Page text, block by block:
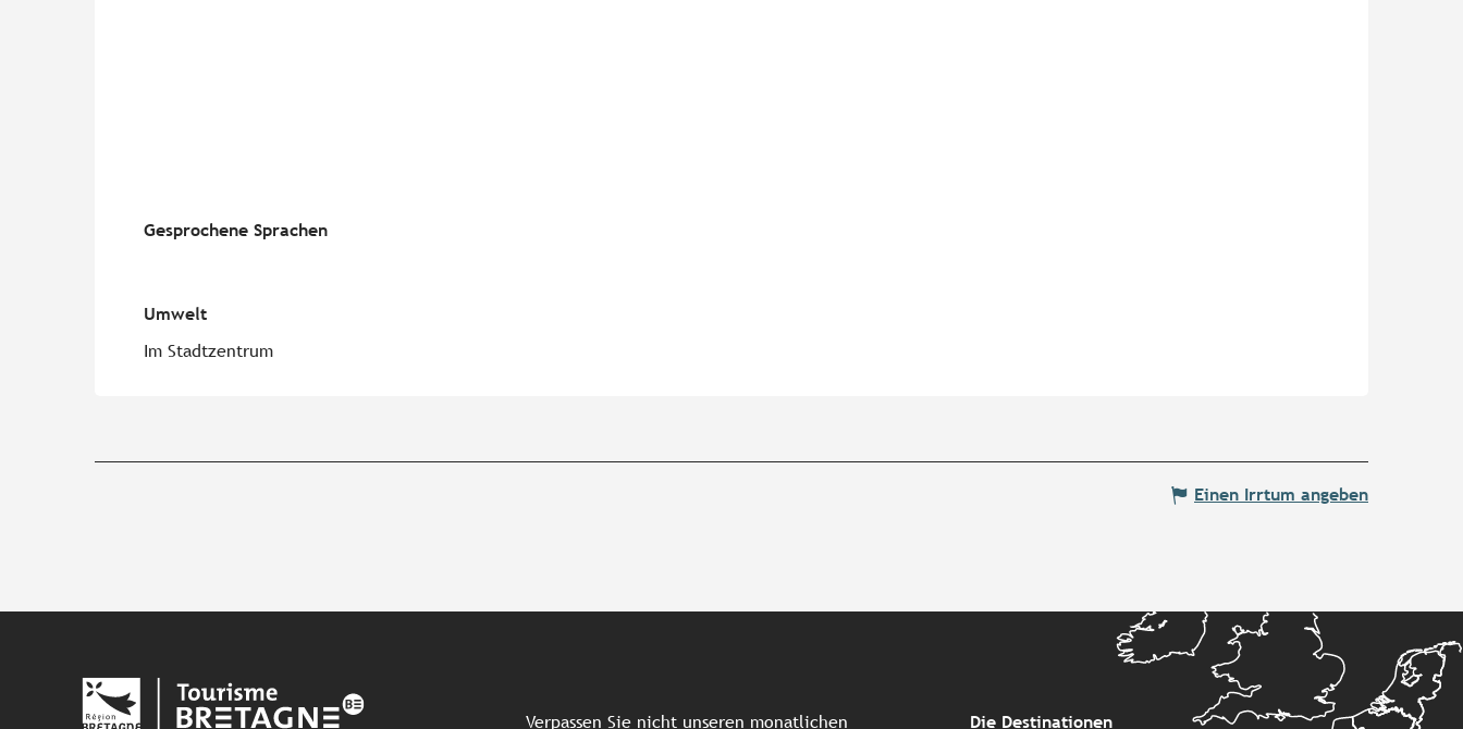
Gesprochene Sprachen
Gesprochene Sprachen
Umwelt
Umwelt
Im Stadtzentrum
Einen Irrtum angeben
Verpassen Sie nicht unseren monatlichen Die Destinationen